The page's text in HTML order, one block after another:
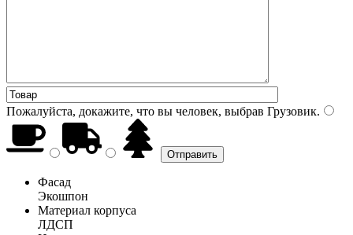
Пожалуйста, докажите, что вы человек, выбрав Грузовик.
Фасад
Экошпон
Материал корпуса
ЛДСП